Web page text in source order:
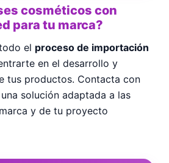
cosméticos con
para tu marca?
el proceso de importación
en el desarrollo y
tus productos. Contacta con
solución adaptada a las
y de tu proyecto